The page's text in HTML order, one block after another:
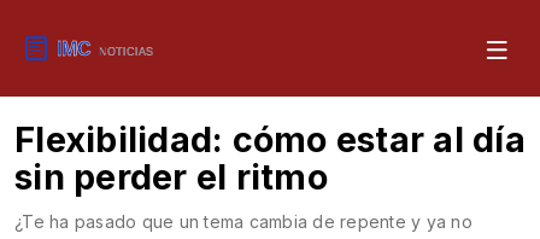
Flexibilidad: cómo estar al día
sin perder el ritmo
¿Te ha pasado que un tema cambia de repente y ya no